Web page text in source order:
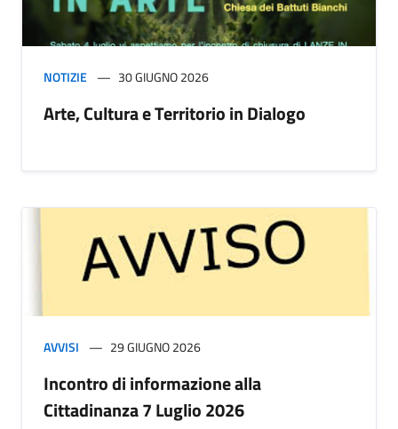
NOTIZIE 30 GIUGNO 2026
Arte, Cultura e Territorio in Dialogo
AVVISI 29 GIUGNO 2026
Incontro di informazione alla
Cittadinanza 7 Luglio 2026